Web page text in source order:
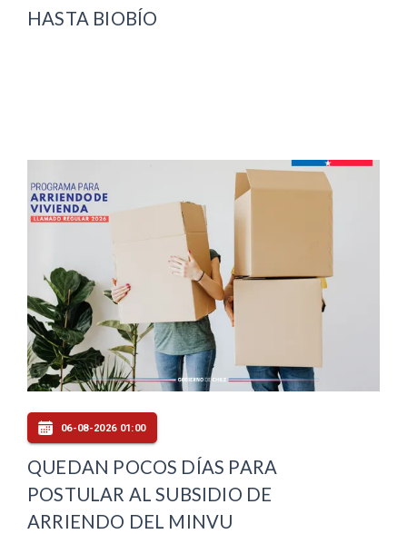
HASTA BIOBÍO
06-08-2026 01:00
QUEDAN POCOS DÍAS PARA
POSTULAR AL SUBSIDIO DE
ARRIENDO DEL MINVU